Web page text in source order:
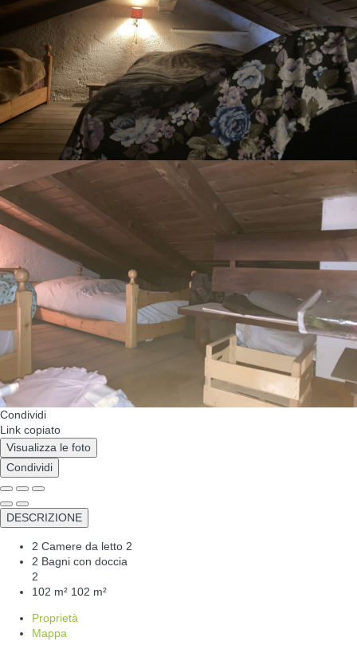
Condividi
Link copiato
Visualizza le foto
Condividi
DESCRIZIONE
2 Camere da letto 2
2 Bagni con doccia
2
102 m² 102 m²
Proprietà
Mappa